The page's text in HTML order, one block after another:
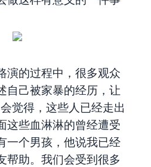
演的过程中，很多观众
自己被家暴的经历，让
觉得，这些人已经走出
这些血淋淋的曾经遭受
一个男孩，他说我已经
帮助。我们会受到很多